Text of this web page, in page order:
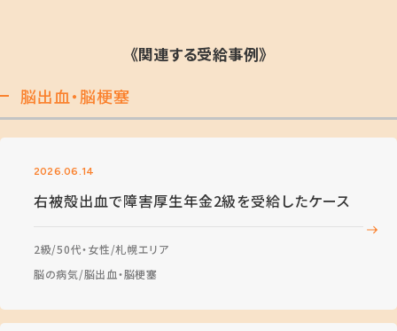
《関連する受給事例》
脳出血・脳梗塞
2026.06.14
右被殻出血で障害厚生年金2級を受給したケース
2級 50代・女性 札幌エリア
脳の病気 脳出血・脳梗塞